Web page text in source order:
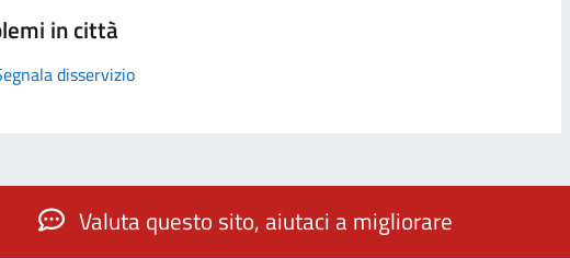
in città
disservizio
Valuta questo sito, aiutaci a migliorare